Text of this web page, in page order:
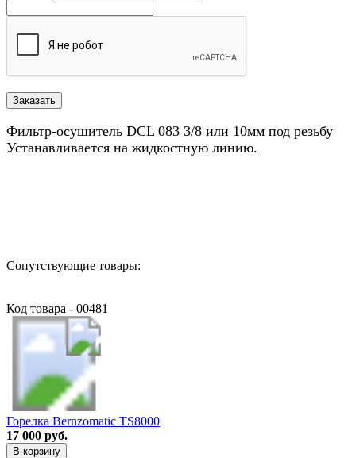
Фильтр-осушитель DCL 083 3/8 или 10мм под резьбу
Устанавливается на жидкостную линию.
Сопутствующие товары:
Код товара - 00481
Горелка Bernzomatic TS8000
17 000 руб.
В корзину